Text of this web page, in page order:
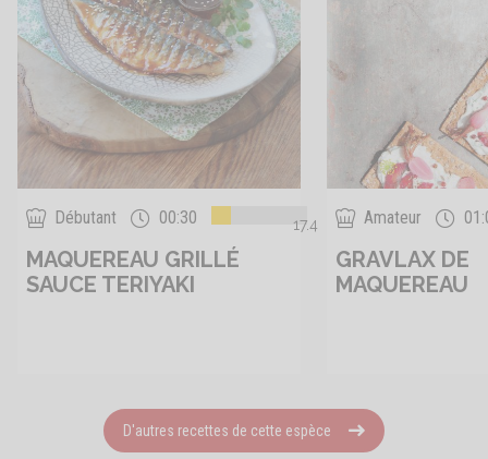
Débutant 00:30 17.4
MAQUEREAU GRILLÉ
SAUCE TERIYAKI
Amateur
GRAVLAX DE
MAQUEREAU
D'autres recettes de cette espèce